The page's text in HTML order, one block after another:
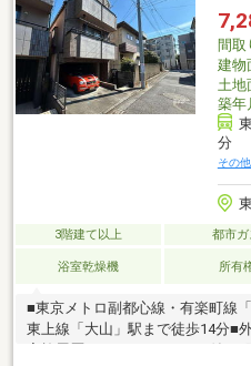
浅の魅力：2020年築ならではの
合わせください♪
間取
建物
土地
築年
分
その
3階建て以上 都市ガ
浴室乾燥機 所有
■東京メトロ副都心線・有楽町線
東上線「大山」駅まで徒歩14分■